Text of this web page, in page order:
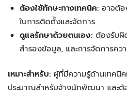
ต้องใช้ทักษะทางเทคนิค: อาจต้อ
ในการติดตั้งและจัดการ
ดูแลรักษาด้วยตนเอง: ต้องรับผิ
สำรองข้อมูล, และการจัดการค
เหมาะสำหรับ: ผู้ที่มีความรู้ด้านเทคนิ
ประมาณสำหรับจ้างนักพัฒนา และต้